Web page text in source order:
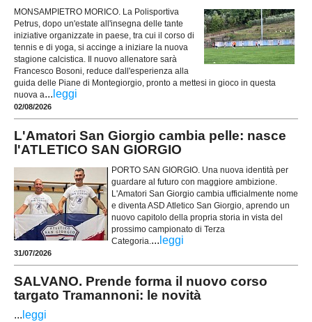
MONSAMPIETRO MORICO. La Polisportiva
Petrus, dopo un'estate all'insegna delle tante
iniziative organizzate in paese, tra cui il corso di
tennis e di yoga, si accinge a iniziare la nuova
stagione calcistica. Il nuovo allenatore sarà
Francesco Bosoni, reduce dall'esperienza alla
guida delle Piane di Montegiorgio, pronto a mettesi in gioco in questa
nuova a... leggi
02/08/2026
L'Amatori San Giorgio cambia pelle: nasce
l'ATLETICO SAN GIORGIO
PORTO SAN GIORGIO. Una nuova identità per
guardare al futuro con maggiore ambizione.
L'Amatori San Giorgio cambia ufficialmente nome
e diventa ASD Atletico San Giorgio, aprendo un
nuovo capitolo della propria storia in vista del
prossimo campionato di Terza
Categoria. ... leggi
31/07/2026
SALVANO. Prende forma il nuovo corso
targato Tramannoni: le novità
... leggi